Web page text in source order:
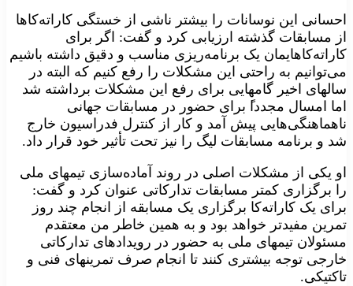
احسانی این نوسانات را بیشتر ناشی از خستگی کاراته‌کاها
از مسابقات گذشته ارزیابی کرد و گفت: اگر برای
کاراته‌کاهایمان یک برنامه‌ریزی مناسب و دقیق داشته باشیم
می‌توانیم به راحتی این مشکلات را رفع کنیم که البته در
سالهای اخیر گامهایی برای رفع این مشکلات برداشته شد
اما امسال مجددا‍ً برای حضور در مسابقات جهانی
ناهماهنگی‌هایی پیش آمد و کار از کنترل فدراسیون خارج
شد و برنامه‌ مسابقات لیگ را نیز تحت تأثیر خود قرار داد.
او یکی از مشکلات اصلی در روند آماده‌سازی تیمهای ملی
را برگزاری کمتر مسابقات تدارکاتی عنوان کرد و گفت:
برای یک کاراته‌کا برگزاری یک مسابقه از انجام چند روز
تمرین مفیدتر خواهد بود و به همین خاطر من معتقدم
مسئولان تیمهای ملی به حضور در رویدادهای تدارکاتی
خارجی توجه بیشتری کنند تا انجام صرف تمرینهای فنی و
تاکتیکی.